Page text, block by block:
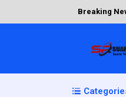
Breaking